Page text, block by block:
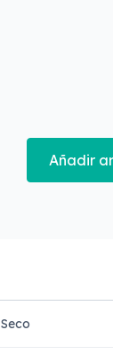
Añadir
Seco